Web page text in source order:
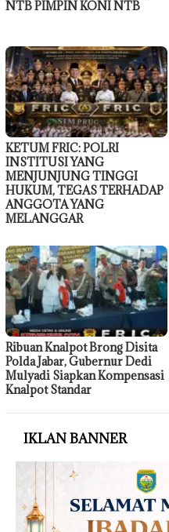
NTB PIMPIN KONI NTB
KETUM FRIC: POLRI
INSTITUSI YANG
MENJUNJUNG TINGGI
HUKUM, TEGAS TERHADAP
ANGGOTA YANG
MELANGGAR
Ribuan Knalpot Brong Disita
Polda Jabar, Gubernur Dedi
Mulyadi Siapkan Kompensasi
Knalpot Standar
IKLAN BANNER